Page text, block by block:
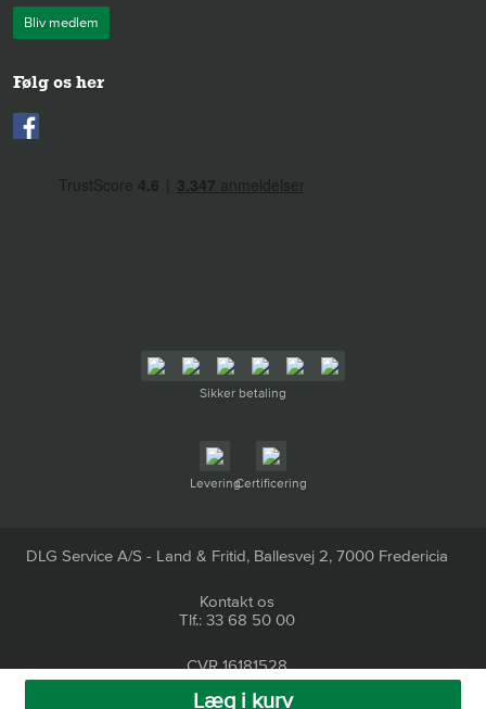
Læg i kurv
Bliv medlem
Følg os her
Sikker betaling
LeveringCertificering
DLG Service A/S - Land & Fritid, Ballesvej 2, 7000 Fredericia
Kontakt os
Tlf.: 33 68 50 00
CVR 16181528